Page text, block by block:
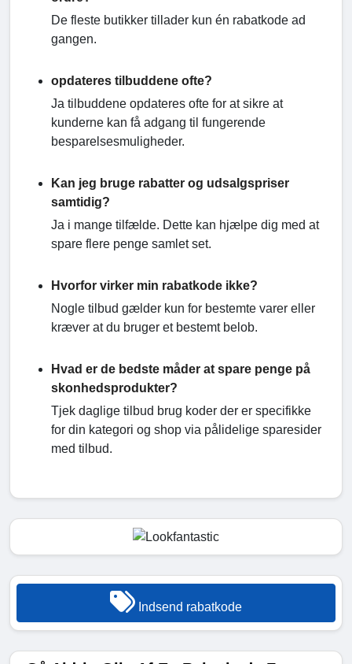
De fleste butikker tillader kun én rabatkode ad
gangen.
opdateres tilbuddene ofte?
Ja tilbuddene opdateres ofte for at sikre at
kunderne kan få adgang til fungerende
besparelsesmuligheder.
Kan jeg bruge rabatter og udsalgspriser
samtidig?
Ja i mange tilfælde. Dette kan hjælpe dig med at
spare flere penge samlet set.
Hvorfor virker min rabatkode ikke?
Nogle tilbud gælder kun for bestemte varer eller
kræver at du bruger et bestemt belob.
Hvad er de bedste måder at spare penge på
skonhedsprodukter?
Tjek daglige tilbud brug koder der er specifikke
for din kategori og shop via pålidelige sparesider
med tilbud.
Indsend rabatkode